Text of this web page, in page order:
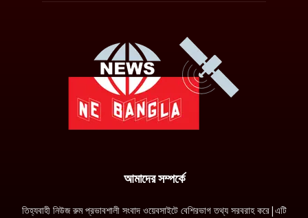
আমাদের সম্পর্কে
তিহ্যবাহী নিউজ রুম প্রভাবশালী সংবাদ ওয়েবসাইটে বেশিরভাগ তথ্য সরবরাহ করে|এটি